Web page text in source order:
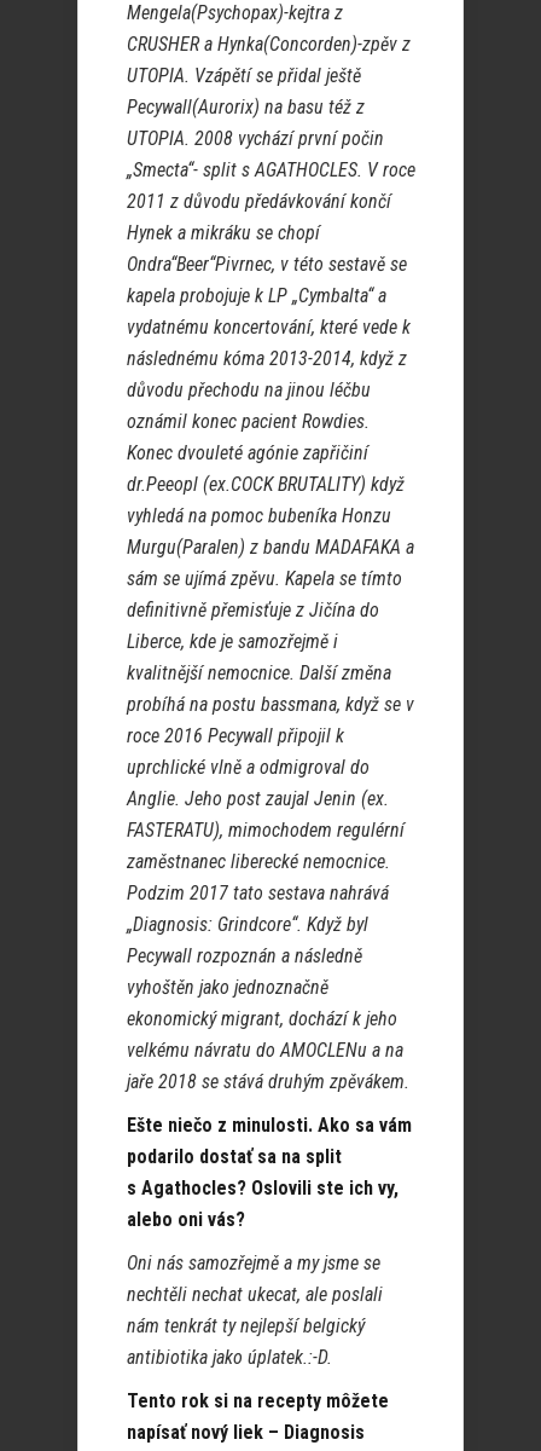
Mengela(Psychopax)-kejtra z
CRUSHER a Hynka(Concorden)-zpěv z
UTOPIA. Vzápětí se přidal ještě
Pecywall(Aurorix) na basu též z
UTOPIA. 2008 vychází první počin
„Smecta“- split s AGATHOCLES. V roce
2011 z důvodu předávkování končí
Hynek a mikráku se chopí
Ondra“Beer“Pivrnec, v této sestavě se
kapela probojuje k LP „Cymbalta“ a
vydatnému koncertování, které vede k
následnému kóma 2013-2014, když z
důvodu přechodu na jinou léčbu
oznámil konec pacient Rowdies.
Konec dvouleté agónie zapřičiní
dr.Peeopl (ex.COCK BRUTALITY) když
vyhledá na pomoc bubeníka Honzu
Murgu(Paralen) z bandu MADAFAKA a
sám se ujímá zpěvu. Kapela se tímto
definitivně přemisťuje z Jičína do
Liberce, kde je samozřejmě i
kvalitnější nemocnice. Další změna
probíhá na postu bassmana, když se v
roce 2016 Pecywall připojil k
uprchlické vlně a odmigroval do
Anglie. Jeho post zaujal Jenin (ex.
FASTERATU), mimochodem regulérní
zaměstnanec liberecké nemocnice.
Podzim 2017 tato sestava nahrává
„Diagnosis: Grindcore“. Když byl
Pecywall rozpoznán a následně
vyhoštěn jako jednoznačně
ekonomický migrant, dochází k jeho
velkému návratu do AMOCLENu a na
jaře 2018 se stává druhým zpěvákem.
Ešte niečo z minulosti. Ako sa vám
podarilo dostať sa na split
s Agathocles? Oslovili ste ich vy,
alebo oni vás?
Oni nás samozřejmě a my jsme se
nechtěli nechat ukecat, ale poslali
nám tenkrát ty nejlepší belgický
antibiotika jako úplatek.:-D.
Tento rok si na recepty môžete
napísať nový liek – Diagnosis